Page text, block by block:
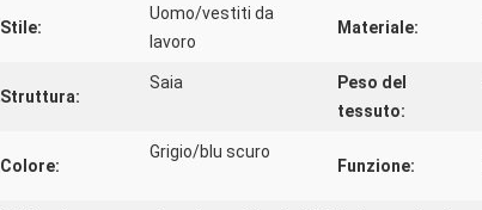
Stile:
Uomo/vestiti da
lavoro
Materiale:
Struttura:
Saia
Peso del
tessuto:
Colore:
Grigio/blu scuro
Funzione: